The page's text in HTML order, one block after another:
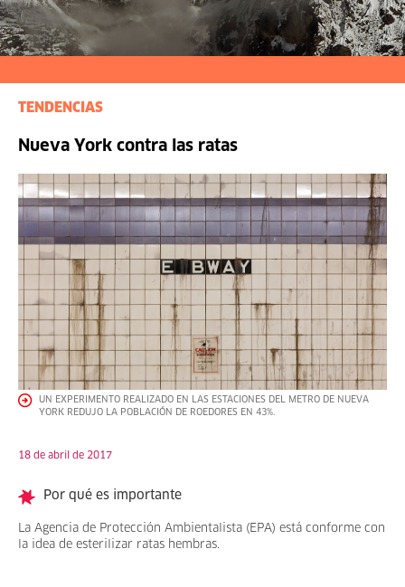
TENDENCIAS
Nueva York contra las ratas
UN EXPERIMENTO REALIZADO EN LAS ESTACIONES DEL METRO DE NUEVA
YORK REDUJO LA POBLACIÓN DE ROEDORES EN 43%.
18 de abril de 2017
Por qué es importante
La Agencia de Protección Ambientalista (EPA) está conforme con
la idea de esterilizar ratas hembras.